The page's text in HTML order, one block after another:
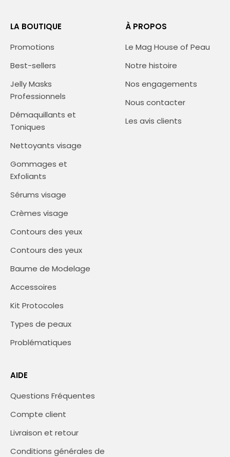
LA BOUTIQUE
Promotions
Best-sellers
Jelly Masks
Professionnels
Démaquillants et
Toniques
Nettoyants visage
Gommages et
Exfoliants
Sérums visage
Crèmes visage
Contours des yeux
Contours des yeux
Baume de Modelage
Accessoires
Kit Protocoles
Types de peaux
Problématiques
À PROPOS
Le Mag House of Peau
Notre histoire
Nos engagements
Nous contacter
Les avis clients
AIDE
Questions Fréquentes
Compte client
Livraison et retour
Conditions générales de